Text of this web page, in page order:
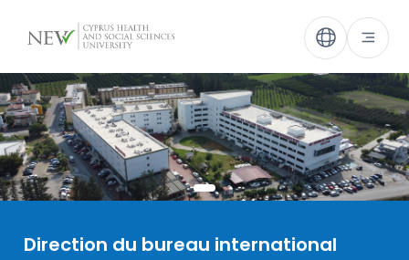
Direction du bureau international